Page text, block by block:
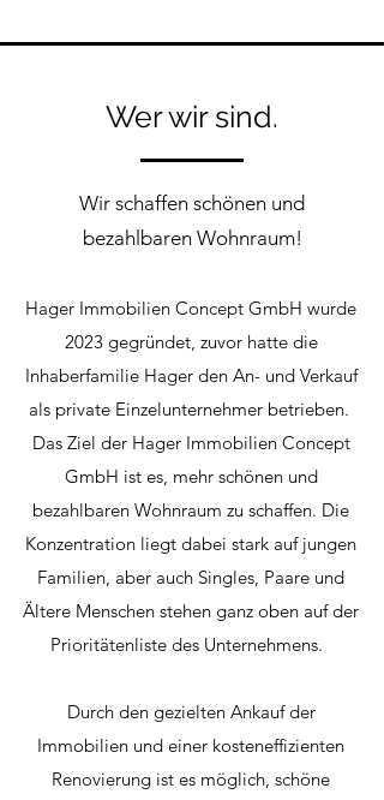
Wer wir sind.
Wir schaffen schönen und
bezahlbaren Wohnraum!
Hager Immobilien Concept GmbH wurde
2023 gegründet, zuvor hatte die
Inhaberfamilie Hager den An- und Verkauf
als private Einzelunternehmer betrieben.
Das Ziel der Hager Immobilien Concept
GmbH ist es, mehr schönen und
bezahlbaren Wohnraum zu schaffen. Die
Konzentration liegt dabei stark auf jungen
Familien, aber auch Singles, Paare und
Ältere Menschen stehen ganz oben auf der
Prioritätenliste des Unternehmens.
Durch den gezielten Ankauf der
Immobilien und einer kosteneffizienten
Renovierung ist es möglich, schöne